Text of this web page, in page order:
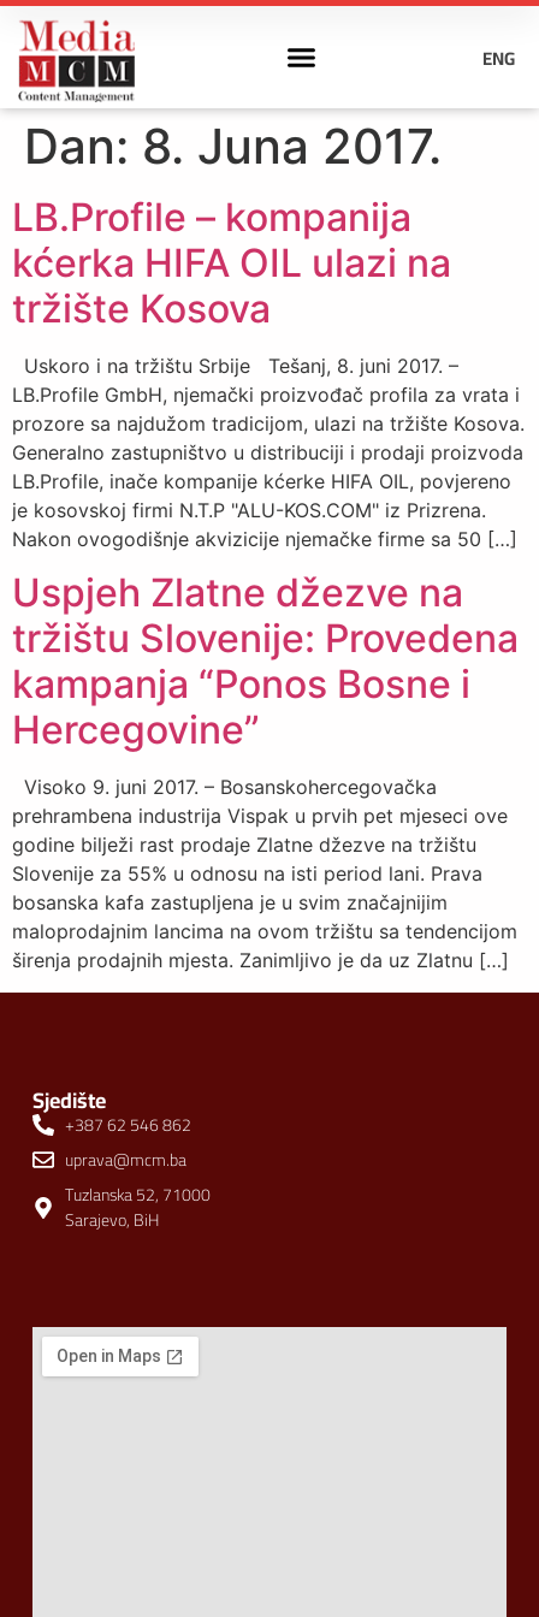
ENG
Dan: 8. Juna 2017.
LB.Profile – kompanija
kćerka HIFA OIL ulazi na
tržište Kosova
Uskoro i na tržištu Srbije Tešanj, 8. juni 2017. –
LB.Profile GmbH, njemački proizvođač profila za vrata i
prozore sa najdužom tradicijom, ulazi na tržište Kosova.
Generalno zastupništvo u distribuciji i prodaji proizvoda
LB.Profile, inače kompanije kćerke HIFA OIL, povjereno
je kosovskoj firmi N.T.P "ALU-KOS.COM" iz Prizrena.
Nakon ovogodišnje akvizicije njemačke firme sa 50 […]
Uspjeh Zlatne džezve na
tržištu Slovenije: Provedena
kampanja “Ponos Bosne i
Hercegovine”
Visoko 9. juni 2017. – Bosanskohercegovačka
prehrambena industrija Vispak u prvih pet mjeseci ove
godine bilježi rast prodaje Zlatne džezve na tržištu
Slovenije za 55% u odnosu na isti period lani. Prava
bosanska kafa zastupljena je u svim značajnijim
maloprodajnim lancima na ovom tržištu sa tendencijom
širenja prodajnih mjesta. Zanimljivo je da uz Zlatnu […]
Sjedište
+387 62 546 862
uprava@mcm.ba
Tuzlanska 52, 71000
Sarajevo, BiH